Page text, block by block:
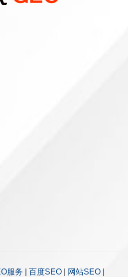
服务 百度SEO 网站SEO